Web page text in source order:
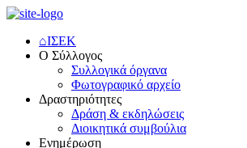
⌂ΙΣΕΚ
Ο Σύλλογος
Συλλογικά όργανα
Φωτογραφικό αρχείο
Δραστηριότητες
Δράση & εκδηλώσεις
Διοικητικά συμβούλια
Ενημέρωση